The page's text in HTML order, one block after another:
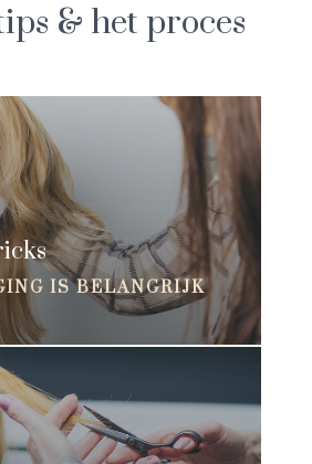
& het proces
IS BELANGRIJK